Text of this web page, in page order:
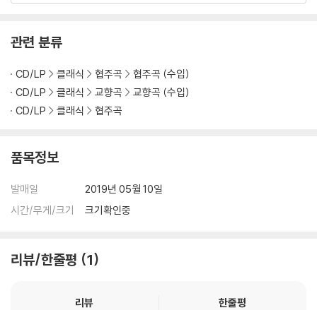
관련 분류
CD/LP 클래식 협주곡
협주곡 (수입)
CD/LP
클래식 교향곡
교향곡 (수입)
CD/LP
클래식 협주곡
품목정보
발매일
2019년 05월 10일
시간/무게/크기
크기확인중
리뷰/한줄평 1
리뷰
한줄평